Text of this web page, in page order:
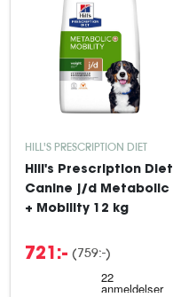
HILL'S PRESCRIPTION DIET
Hill's Prescription Diet
Canine j/d Metabolic
+ Mobility 12 kg
721:- (759:-)